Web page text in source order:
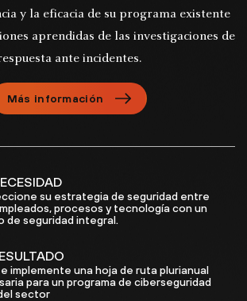
y la eficacia de su programa existente
aprendidas de las investigaciones de
ante incidentes.
Más información
su estrategia de seguridad entre
procesos y tecnología con un
de seguridad integral.
implemente una hoja de ruta plurianual
para un programa de ciberseguridad
sector